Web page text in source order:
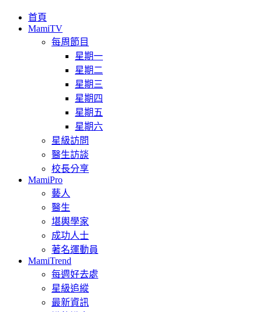
首頁
MamiTV
每周節目
星期一
星期二
星期三
星期四
星期五
星期六
星級訪問
醫生訪談
校長分享
MamiPro
藝人
醫生
堪輿學家
成功人士
著名運動員
MamiTrend
每週好去處
星級追縱
最新資訊